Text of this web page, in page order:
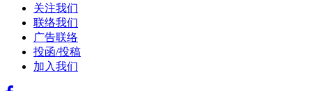
关注我们
联络我们
广告联络
投函/投稿
加入我们